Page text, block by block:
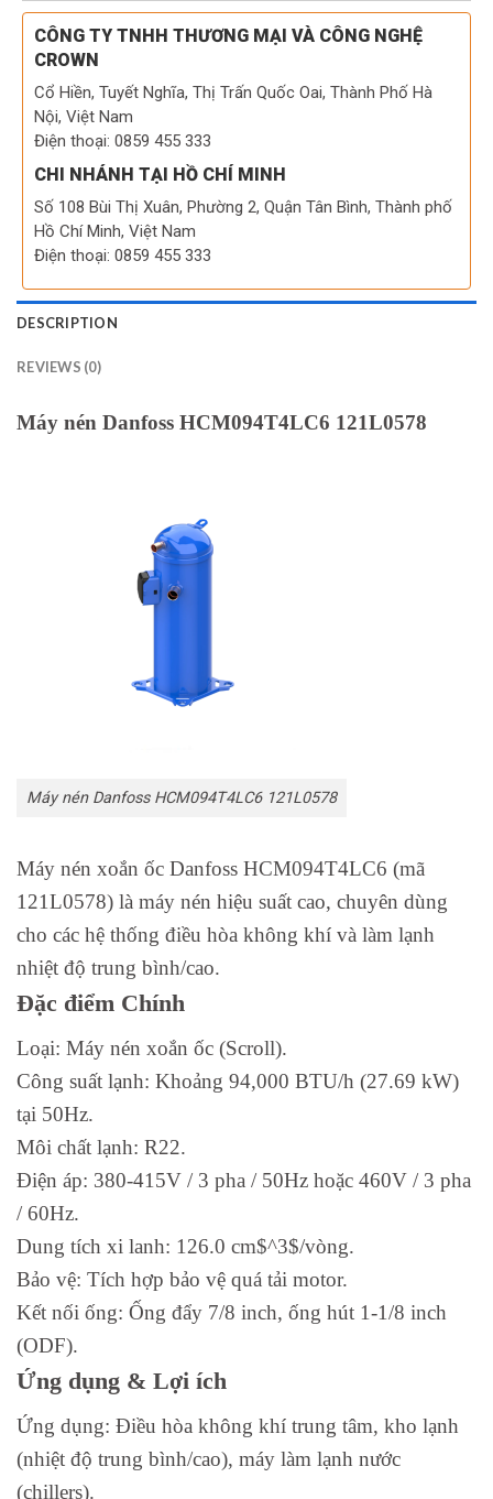
CÔNG TY TNHH THƯƠNG MẠI VÀ CÔNG NGHỆ
CROWN
Cổ Hiền, Tuyết Nghĩa, Thị Trấn Quốc Oai, Thành Phố Hà
Nội, Việt Nam
Điện thoại: 0859 455 333
CHI NHÁNH TẠI HỒ CHÍ MINH
Số 108 Bùi Thị Xuân, Phường 2, Quận Tân Bình, Thành phố
Hồ Chí Minh, Việt Nam
Điện thoại: 0859 455 333
DESCRIPTION
REVIEWS (0)
Máy nén Danfoss HCM094T4LC6 121L0578
Máy nén Danfoss HCM094T4LC6 121L0578
Máy nén xoắn ốc Danfoss HCM094T4LC6 (mã
121L0578) là máy nén hiệu suất cao, chuyên dùng
cho các hệ thống điều hòa không khí và làm lạnh
nhiệt độ trung bình/cao.
Đặc điểm Chính
Loại: Máy nén xoắn ốc (Scroll).
Công suất lạnh: Khoảng 94,000 BTU/h (27.69 kW)
tại 50Hz.
Môi chất lạnh: R22.
Điện áp: 380-415V / 3 pha / 50Hz hoặc 460V / 3 pha
/ 60Hz.
Dung tích xi lanh: 126.0 cm$^3$/vòng.
Bảo vệ: Tích hợp bảo vệ quá tải motor.
Kết nối ống: Ống đẩy 7/8 inch, ống hút 1-1/8 inch
(ODF).
Ứng dụng & Lợi ích
Ứng dụng: Điều hòa không khí trung tâm, kho lạnh
(nhiệt độ trung bình/cao), máy làm lạnh nước
(chillers).